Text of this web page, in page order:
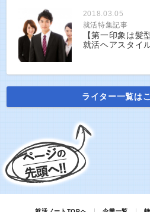
2018.03.05
就活特集記事
【第一印象は髪
就活ヘアスタイ
ライター一覧は